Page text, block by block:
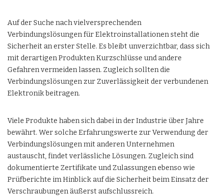
Auf der Suche nach vielversprechenden
Verbindungslösungen für Elektroinstallationen steht die
Sicherheit an erster Stelle. Es bleibt unverzichtbar, dass sich
mit derartigen ProduktenKurzschlüsse und andere
Gefahren vermeidenlassen. Zugleich sollten die
Verbindungslösungen zur Zuverlässigkeit der verbundenen
Elektronik beitragen.
Viele Produkte haben sich dabei in der Industrie über Jahre
bewährt. Wer solche Erfahrungswerte zur Verwendung der
Verbindungslösungen mit anderen Unternehmen
austauscht, findet verlässliche Lösungen. Zugleich sind
dokumentierte Zertifikate und Zulassungen ebenso wie
Prüfberichte im Hinblick auf die Sicherheit beim Einsatz der
Verschraubungen äußerst aufschlussreich.